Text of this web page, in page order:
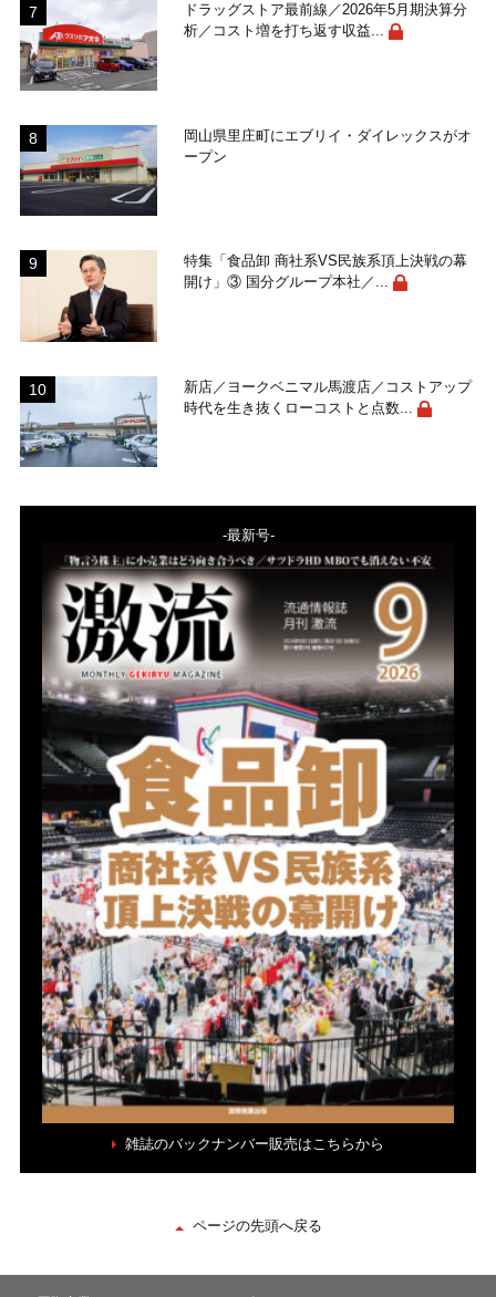
ドラッグストア最前線／2026年5月期決算分
析／コスト増を打ち返す収益...
岡山県里庄町にエブリイ・ダイレックスがオ
ープン
特集「食品卸 商社系VS民族系頂上決戦の幕
開け」③ 国分グループ本社／...
新店／ヨークベニマル馬渡店／コストアップ
時代を生き抜くローコストと点数...
-最新号-
雑誌のバックナンバー販売はこちらから
ページの先頭へ戻る